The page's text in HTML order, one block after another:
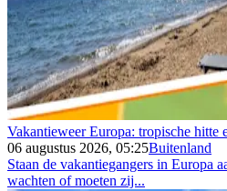
Vakantieweer Europa: tropische hitte
06 augustus 2026, 05:25Buitenland
Staan de vakantiegangers in Europa
wachten of moeten zij...